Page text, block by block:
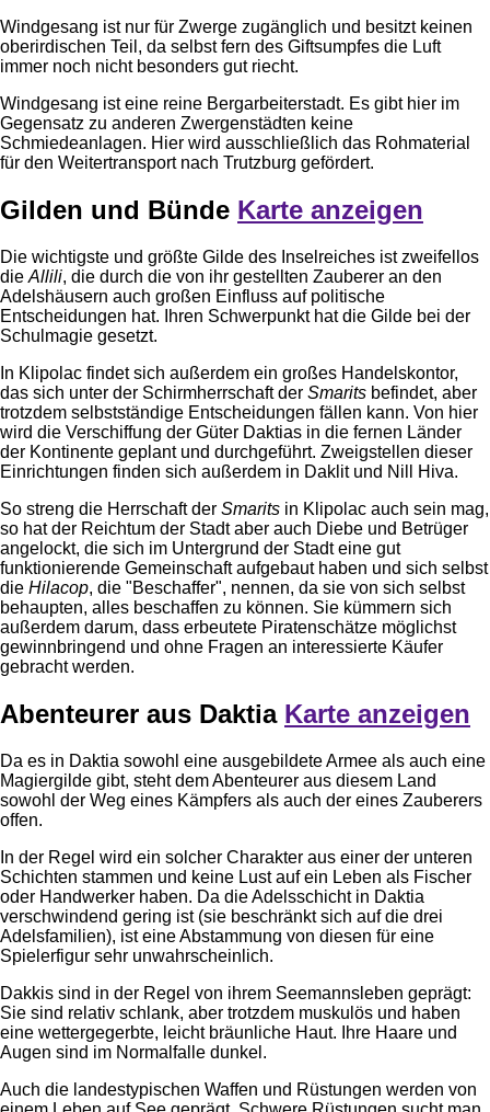
Windgesang ist nur für Zwerge zugänglich und besitzt keinen
oberirdischen Teil, da selbst fern des Giftsumpfes die Luft
immer noch nicht besonders gut riecht.
Windgesang ist eine reine Bergarbeiterstadt. Es gibt hier im
Gegensatz zu anderen Zwergenstädten keine
Schmiedeanlagen. Hier wird ausschließlich das Rohmaterial
für den Weitertransport nach Trutzburg gefördert.
Gilden und Bünde Karte anzeigen
Die wichtigste und größte Gilde des Inselreiches ist zweifellos
die Allili, die durch die von ihr gestellten Zauberer an den
Adelshäusern auch großen Einfluss auf politische
Entscheidungen hat. Ihren Schwerpunkt hat die Gilde bei der
Schulmagie gesetzt.
In Klipolac findet sich außerdem ein großes Handelskontor,
das sich unter der Schirmherrschaft der Smarits befindet, aber
trotzdem selbstständige Entscheidungen fällen kann. Von hier
wird die Verschiffung der Güter Daktias in die fernen Länder
der Kontinente geplant und durchgeführt. Zweigstellen dieser
Einrichtungen finden sich außerdem in Daklit und Nill Hiva.
So streng die Herrschaft der Smarits in Klipolac auch sein mag,
so hat der Reichtum der Stadt aber auch Diebe und Betrüger
angelockt, die sich im Untergrund der Stadt eine gut
funktionierende Gemeinschaft aufgebaut haben und sich selbst
die Hilacop, die "Beschaffer", nennen, da sie von sich selbst
behaupten, alles beschaffen zu können. Sie kümmern sich
außerdem darum, dass erbeutete Piratenschätze möglichst
gewinnbringend und ohne Fragen an interessierte Käufer
gebracht werden.
Abenteurer aus Daktia Karte anzeigen
Da es in Daktia sowohl eine ausgebildete Armee als auch eine
Magiergilde gibt, steht dem Abenteurer aus diesem Land
sowohl der Weg eines Kämpfers als auch der eines Zauberers
offen.
In der Regel wird ein solcher Charakter aus einer der unteren
Schichten stammen und keine Lust auf ein Leben als Fischer
oder Handwerker haben. Da die Adelsschicht in Daktia
verschwindend gering ist (sie beschränkt sich auf die drei
Adelsfamilien), ist eine Abstammung von diesen für eine
Spielerfigur sehr unwahrscheinlich.
Dakkis sind in der Regel von ihrem Seemannsleben geprägt:
Sie sind relativ schlank, aber trotzdem muskulös und haben
eine wettergegerbte, leicht bräunliche Haut. Ihre Haare und
Augen sind im Normalfalle dunkel.
Auch die landestypischen Waffen und Rüstungen werden von